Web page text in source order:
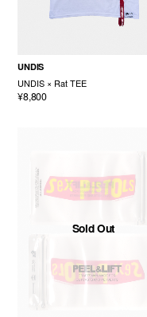
UNDIS
UNDIS × Rat TEE
¥8,800
Sold Out